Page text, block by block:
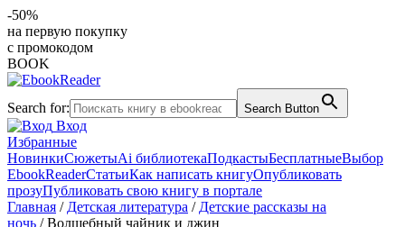
-50%
на первую покупку
с промокодом
BOOK
Search for: Search Button
Вход
Избранные
НовинкиСюжетыAi библиотекаПодкастыБесплатныеВыбор
EbookReaderСтатьиКак написать книгуОпубликовать
прозуПубликовать свою книгу в портале
Главная / Детская литература / Детские рассказы на
ночь / Волшебный чайник и джин